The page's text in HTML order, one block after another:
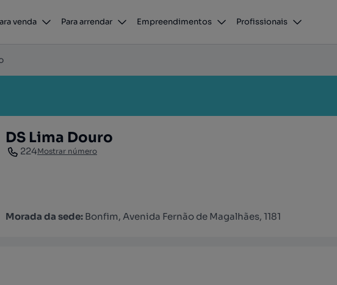
venda Para arrendar Empreendimentos Profissionais
DS Lima Douro
224Mostrar número
Morada da sede: Bonfim, Avenida Fernão de Magalhães, 1181